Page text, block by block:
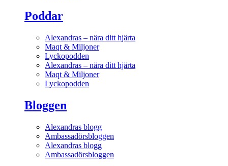
Poddar
Alexandras – nära ditt hjärta
Maqt & Miljoner
Lyckopodden
Alexandras – nära ditt hjärta
Maqt & Miljoner
Lyckopodden
Bloggen
Alexandras blogg
Ambassadörsbloggen
Alexandras blogg
Ambassadörsbloggen